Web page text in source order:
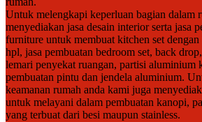
Untuk melengkapi keperluan bagian dalam
menyediakan jasa desain interior serta jasa
furniture untuk membuat kitchen set
hpl, jasa pembuatan bedroom set, back
lemari penyekat ruangan, partisi aluminium
pembuatan pintu dan jendela aluminium.
keamanan rumah anda kami juga
untuk melayani dalam pembuatan kanopi,
yang terbuat dari besi maupun stainless.